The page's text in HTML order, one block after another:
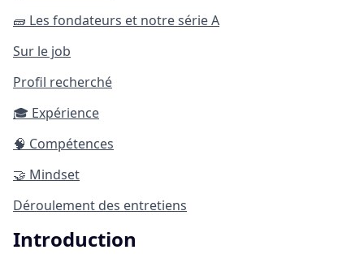
🧱 Les fondateurs et notre série A
Sur le job
Profil recherché
🎓 Expérience
🧠 Compétences
🤝 Mindset
Déroulement des entretiens
Introduction